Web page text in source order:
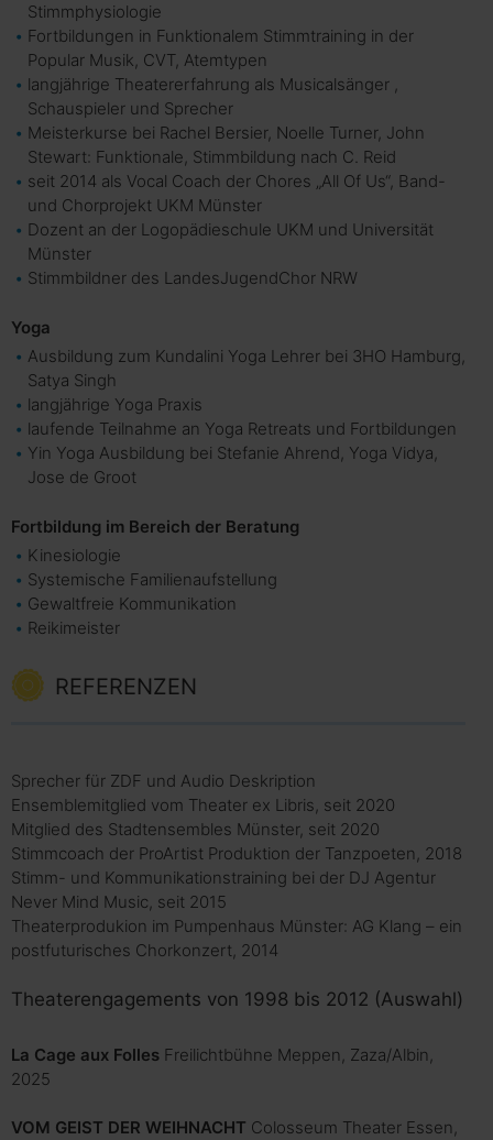
Stimmphysiologie
Fortbildungen in Funktionalem Stimmtraining in der
Popular Musik, CVT, Atemtypen
langjährige Theatererfahrung als Musicalsänger ,
Schauspieler und Sprecher
Meisterkurse bei Rachel Bersier, Noelle Turner, John
Stewart: Funktionale, Stimmbildung nach C. Reid
seit 2014 als Vocal Coach der Chores „All Of Us“, Band-
und Chorprojekt UKM Münster
Dozent an der Logopädieschule UKM und Universität
Münster
Stimmbildner des LandesJugendChor NRW
Yoga
Ausbildung zum Kundalini Yoga Lehrer bei 3HO Hamburg,
Satya Singh
langjährige Yoga Praxis
laufende Teilnahme an Yoga Retreats und Fortbildungen
Yin Yoga Ausbildung bei Stefanie Ahrend, Yoga Vidya,
Jose de Groot
Fortbildung im Bereich der Beratung
Kinesiologie
Systemische Familienaufstellung
Gewaltfreie Kommunikation
Reikimeister
REFERENZEN
Sprecher für ZDF und Audio Deskription
Ensemblemitglied vom Theater ex Libris, seit 2020
Mitglied des Stadtensembles Münster, seit 2020
Stimmcoach der ProArtist Produktion der Tanzpoeten, 2018
Stimm- und Kommunikationstraining bei der DJ Agentur
Never Mind Music, seit 2015
Theaterprodukion im Pumpenhaus Münster: AG Klang – ein
postfuturisches Chorkonzert, 2014
Theaterengagements von 1998 bis 2012 (Auswahl)
La Cage aux Folles Freilichtbühne Meppen, Zaza/Albin,
2025
VOM GEIST DER WEIHNACHT Colosseum Theater Essen,